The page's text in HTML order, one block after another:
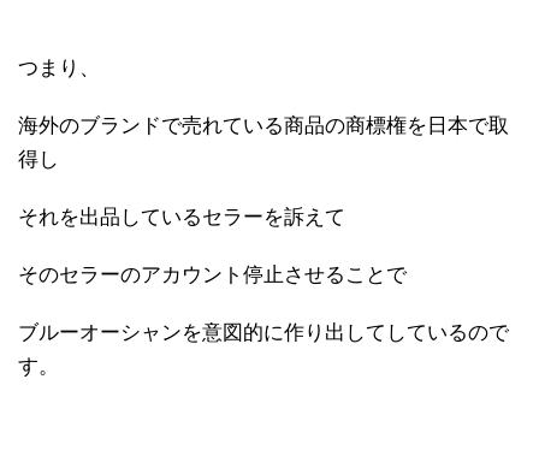
つまり、
海外のブランドで売れている商品の商標権を日本で取
得し
それを出品しているセラーを訴えて
そのセラーのアカウント停止させることで
ブルーオーシャンを意図的に作り出してしているので
す。